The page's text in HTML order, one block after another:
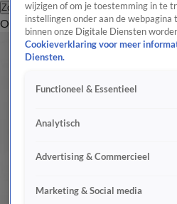
Zoeken
OverzichtEntertainment
wijzigen of om je toestemming in te
instellingen onder aan de webpagina
binnen onze Digitale Diensten
Cookieverklaring voor meer
Diensten.
Functioneel & Essentieel
Analytisch
Advertising & Commercieel
Marketing & Social media